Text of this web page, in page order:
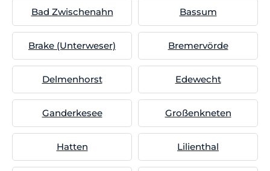
Bad Zwischenahn Bassum
Brake (Unterweser) Bremervörde
Delmenhorst Edewecht
Ganderkesee Großenkneten
Hatten Lilienthal